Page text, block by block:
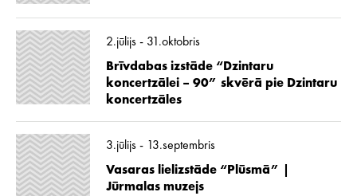
2.jūlijs - 31.oktobris
Brīvdabas izstāde “Dzintaru
koncertzālei – 90” skvērā pie Dzintaru
koncertzāles
3.jūlijs - 13.septembris
Vasaras lielizstāde “Plūsmā” |
Jūrmalas muzejs